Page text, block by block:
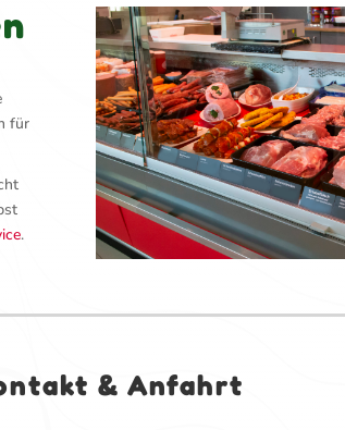
für
.
& Anfahrt